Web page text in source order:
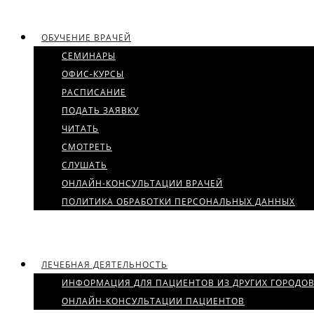
ОБУЧЕНИЕ ВРАЧЕЙ
СЕМИНАРЫ
ОФИС-КУРСЫ
РАСПИСАНИЕ
ПОДАТЬ ЗАЯВКУ
ЧИТАТЬ
СМОТРЕТЬ
СЛУШАТЬ
ОНЛАЙН-КОНСУЛЬТАЦИИ ВРАЧЕЙ
ПОЛИТИКА ОБРАБОТКИ ПЕРСОНАЛЬНЫХ ДАННЫХ
ЛЕЧЕБНАЯ ДЕЯТЕЛЬНОСТЬ
ИНФОРМАЦИЯ ДЛЯ ПАЦИЕНТОВ ИЗ ДРУГИХ ГОРОДОВ
ОНЛАЙН-КОНСУЛЬТАЦИИ ПАЦИЕНТОВ